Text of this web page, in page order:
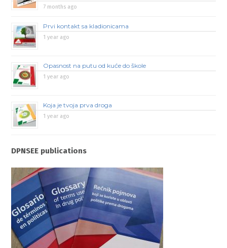
7 months ago
Prvi kontakt sa kladionicama
1 year ago
Opasnost na putu od kuće do škole
1 year ago
Koja je tvoja prva droga
1 year ago
DPNSEE publications